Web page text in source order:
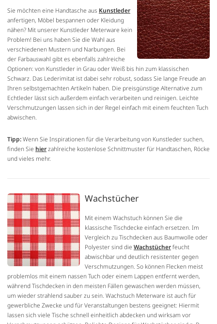
Sie möchten eine Handtasche aus Kunstleder
anfertigen, Möbel bespannen oder Kleidung
nähen? Mit unserer Kunstleder Meterware kein
Problem! Bei uns haben Sie die Wahl aus
verschiedenen Mustern und Narbungen. Bei
der Farbauswahl gibt es ebenfalls zahlreiche
Optionen: von Kunstleder in Grau oder Weiß bis hin zum klassischen
Schwarz. Das Lederimitat ist dabei sehr robust, sodass Sie lange Freude an
Ihren selbstgemachten Artikeln haben. Die preisgünstige Alternative zum
Echtleder lässt sich außerdem einfach verarbeiten und reinigen. Leichte
Verschmutzungen lassen sich in der Regel einfach mit einem feuchten Tuch
abwischen.
Tipp:Wenn Sie Inspirationen für die Verarbeitung von Kunstleder suchen,
finden Sie hierzahlreiche kostenlose Schnittmuster für Handtaschen, Röcke
und vieles mehr.
Wachstücher
Mit einem Wachstuch können Sie die
klassische Tischdecke einfach ersetzen. Im
Vergleich zu Tischdecken aus Baumwolle oder
Polyester sind die Wachstücherfeucht
abwischbar und deutlich resistenter gegen
Verschmutzungen. So können Flecken meist
problemlos mit einem nassen Tuch oder einem Lappen entfernt werden,
während Tischdecken in den meisten Fällen gewaschen werden müssen,
um wieder strahlend sauber zu sein. Wachstuch Meterware ist auch für
gewerbliche Zwecke und für Veranstaltungen bestens geeignet: Hiermit
lassen sich viele Tische schnell einheitlich abdecken und wirksam vor